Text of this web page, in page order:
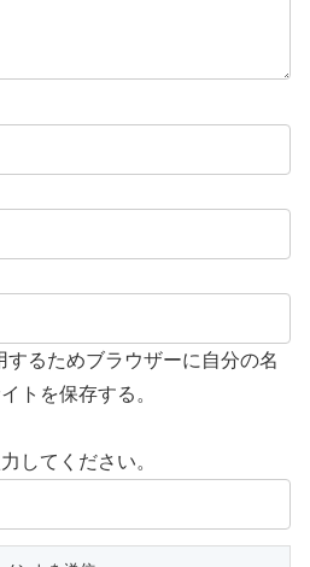
するためブラウザーに自分の名
トを保存する。
してください。